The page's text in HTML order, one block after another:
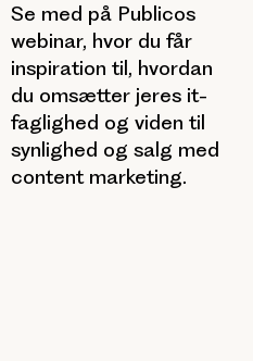
Se med på Publicos
webinar, hvor du får
inspiration til, hvordan
du omsætter jeres it-
faglighed og viden til
synlighed og salg med
content marketing.